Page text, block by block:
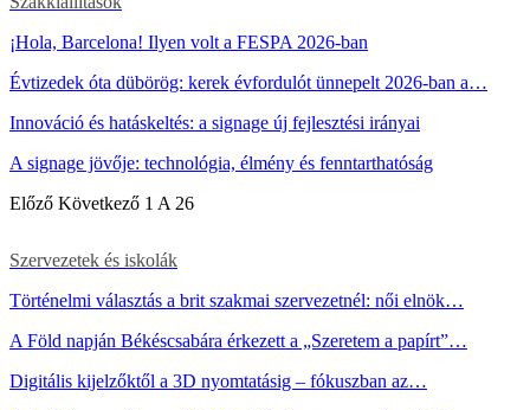
¡Hola, Barcelona! Ilyen volt a FESPA 2026-ban
Évtizedek óta dübörög: kerek évfordulót ünnepelt 2026-ban a…
Innováció és hatáskeltés: a signage új fejlesztési irányai
A signage jövője: technológia, élmény és fenntarthatóság
Előző Következő 1 A 26
Szervezetek és iskolák
Történelmi választás a brit szakmai szervezetnél: női elnök…
A Föld napján Békéscsabára érkezett a „Szeretem a papírt”…
Digitális kijelzőktől a 3D nyomtatásig – fókuszban az…